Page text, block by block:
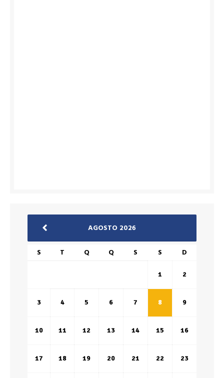
AGOSTO 2026
S T Q Q S S D
1 2
3 4 5 6 7 8 9
10 11 12 13 14 15 16
17 18 19 20 21 22 23